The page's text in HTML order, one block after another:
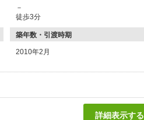
－
徒歩3分
築年数・引渡時期
2010年2月
詳細表示する